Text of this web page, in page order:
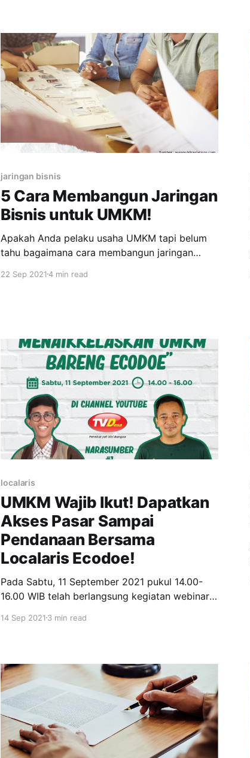
berbeda. Hal inilah yang
jaringan bisnis
5 Cara Membangun Jaringan
Bisnis untuk UMKM!
Apakah Anda pelaku usaha UMKM tapi belum
tahu bagaimana cara membangun jaringan
strategi dan cara membangun jaringan bisnis
jaringan bisnis, para pemilik usaha bisa saling
22 Sep 20214 min read
localaris
UMKM Wajib Ikut! Dapatkan
Akses Pasar Sampai
Pendanaan Bersama
Localaris Ecodoe!
Pada Sabtu, 11 September 2021 pukul 14.00-
16.00 WIB telah berlangsung kegiatan webinar
Bersama Ecodoe”. Webinar ini diadakan oleh
Desa. Pembicara pada webinar ini adalah Arief
Susanto selaku VP Brand Ecodoe dan Wahju
Prasetya
14 Sep 20213 min read